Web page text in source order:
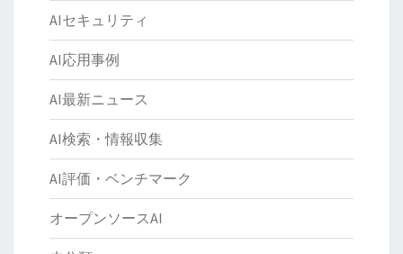
AIセキュリティ
AI応用事例
AI最新ニュース
AI検索・情報収集
AI評価・ベンチマーク
オープンソースAI